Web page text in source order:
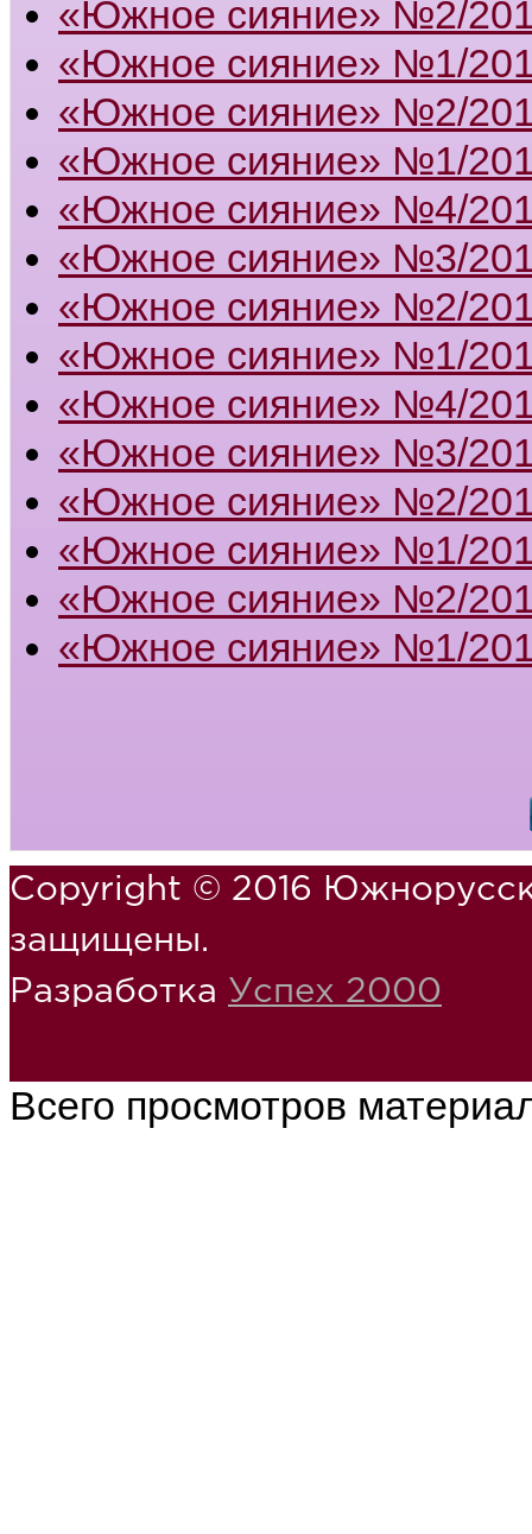
«Южное сияние» №2/
«Южное сияние» №1/
«Южное сияние» №2/
«Южное сияние» №1/
«Южное сияние» №4/
«Южное сияние» №3/
«Южное сияние» №2/
«Южное сияние» №1/
«Южное сияние» №4/
«Южное сияние» №3/
«Южное сияние» №2/
«Южное сияние» №1/
«Южное сияние» №2/
«Южное сияние» №1/
Copyright © 2016
защищены.
Разработка Успех 2000
Всего просмотров